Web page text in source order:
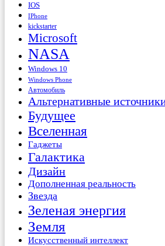
IOS
IPhone
kickstarter
Microsoft
NASA
Windows 10
Windows Phone
Автомобиль
Альтернативные
Будущее
Вселенная
Гаджеты
Галактика
Дизайн
Дополненная реальность
Звезда
Зеленая энергия
Земля
Искусственный интеллект